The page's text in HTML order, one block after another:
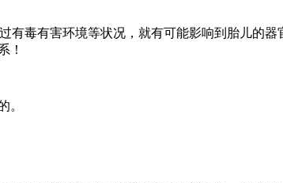
毒有害环境等状况，就有可能影响到胎儿的器
！
。